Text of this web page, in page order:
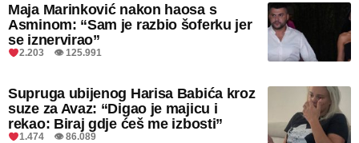
Maja Marinković nakon haosa s
Asminom: “Sam je razbio šoferku jer
se iznervirao”
2.203 👁 125.991
Supruga ubijenog Harisa Babića kroz
suze za Avaz: “Digao je majicu i
rekao: Biraj gdje ćeš me izbosti”
1.474 👁 86.089